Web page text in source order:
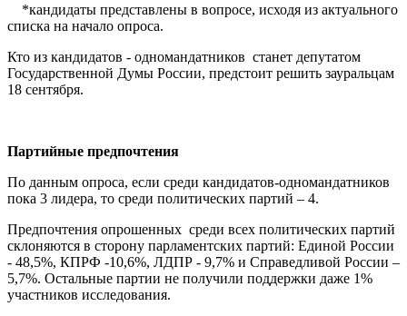
*кандидаты представлены в вопросе, исходя из актуального
списка на начало опроса.
Кто из кандидатов - одномандатников станет депутатом
Государственной Думы России, предстоит решить зауральцам
18 сентября.
Партийные предпочтения
По данным опроса, если среди кандидатов-одномандатников
пока 3 лидера, то среди политических партий – 4.
Предпочтения опрошенных среди всех политических партий
склоняются в сторону парламентских партий: Единой России
- 48,5%, КПРФ -10,6%, ЛДПР - 9,7% и Справедливой России –
5,7%. Остальные партии не получили поддержки даже 1%
участников исследования.